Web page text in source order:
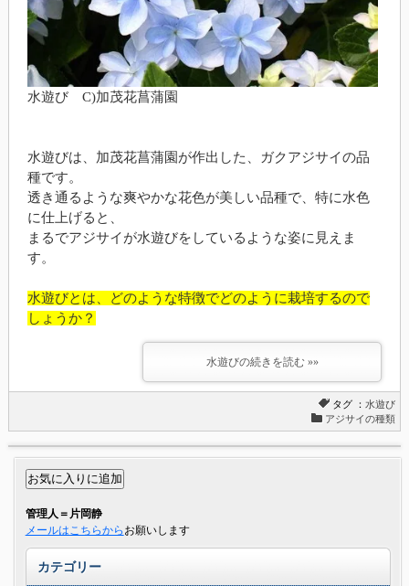
水遊び C)加茂花菖蒲園
水遊びは、加茂花菖蒲園が作出した、ガクアジサイの品
種です。
透き通るような爽やかな花色が美しい品種で、特に水色
に仕上げると、
まるでアジサイが水遊びをしているような姿に見えま
す。
水遊びとは、どのような特徴でどのように栽培するので
しょうか？
水遊びの続きを読む »»
タグ ：水遊び
アジサイの種類
管理人＝片岡静
メールはこちらから お願いします
カテゴリー